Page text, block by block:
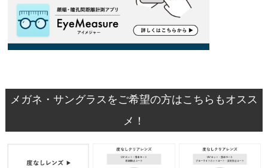
メガネ・サングラスをご希望の方はこちらもオスス
メ！